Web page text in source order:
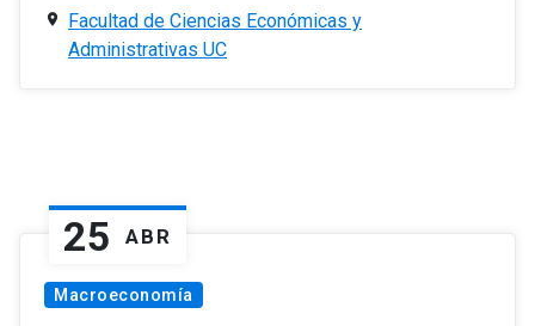
Facultad de Ciencias Económicas y
Administrativas UC
25 ABR
Macroeconomía